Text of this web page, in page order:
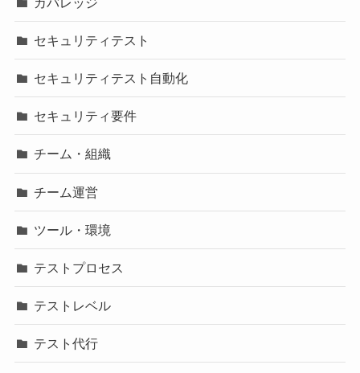
セキュリティテスト
セキュリティテスト自動化
セキュリティ要件
チーム・組織
チーム運営
ツール・環境
テストプロセス
テストレベル
テスト代行